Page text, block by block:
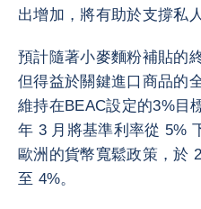
出增加，將有助於支撐私
預計隨著小麥麵粉補貼的
但得益於關鍵進口商品的
維持在BEAC設定的3%目
年 3 月將基準利率從 5%
歐洲的貨幣寬鬆政策，於
至 4%。